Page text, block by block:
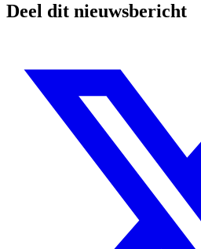
Deel dit nieuwsbericht